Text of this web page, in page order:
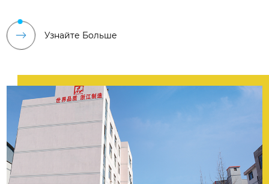
Узнайте Больше